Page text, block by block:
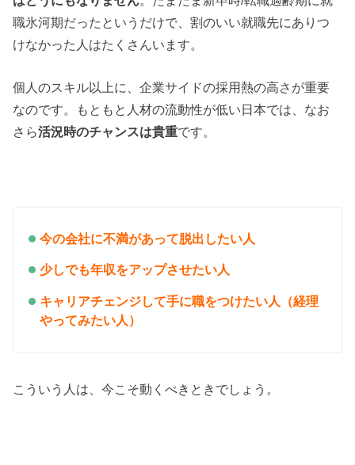
職氷河期だったというだけで、割のいい就職先にありつ
けなかった人はたくさんいます。
個人のスキル以上に、企業サイドの採用熱の高さが重要
なのです。もともと人材の流動性が低い日本では、なお
さら活況時のチャンスは貴重です。
今の会社に不満があって脱出したい人
少しでも年収をアップさせたい人
キャリアチェンジして手に職をつけたい人（経理
やってみたい人）
こういう人は、今こそ動くべきときでしょう。